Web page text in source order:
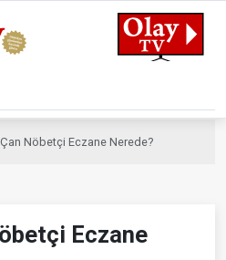
Nöbetçi Eczane Nerede?
Eczane